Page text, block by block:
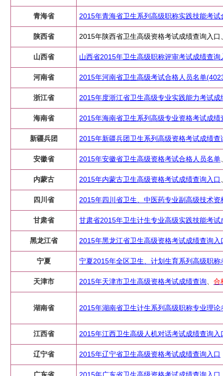
青海省 2015年青海省卫生系列高级职称实践技能考试
陕西省 2015年陕西省卫生高级资格考试成绩查询入口
山西省 山西省2015年卫生高级职称评审考试成绩查询
河南省 2015年河南省卫生高级考试合格人员名单
浙江省 2015年度浙江省卫生高级专业实践能力考试成
海南省 2015年海南省卫生系列高级专业资格考试成绩
新疆兵团 2015年新疆兵团卫生系列高级资格考试成绩查
安徽省 2015年安徽省卫生高级资格考试合格人员名单
内蒙古 2015年内蒙古卫生高级资格考试成绩查询入口
四川省 2015年四川省卫生、中医药专业副高级技术
甘肃省 甘肃省2015年卫生计生专业高级实践技能考试
黑龙江省 2015年黑龙江省卫生高级资格考试成绩查询入
宁夏 宁夏2015年全区卫生、计划生育系列高级职
天津市 2015年天津市卫生高级资格考试成绩查询 合
湖南省 2015年湖南省卫生计生系列高级职称专业理论
江西省 2015年江西卫生高级人机对话考试成绩查询入
辽宁省 2015年辽宁省卫生高级资格考试成绩查询入口
广东省 2015年广东省卫生高级资格考试成绩查询入口